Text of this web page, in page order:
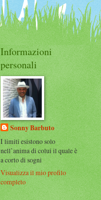
Informazioni
personali
Sonny Barbuto
I limiti esistono solo
nell’anima di colui il quale è
a corto di sogni
Visualizza il mio profilo
completo